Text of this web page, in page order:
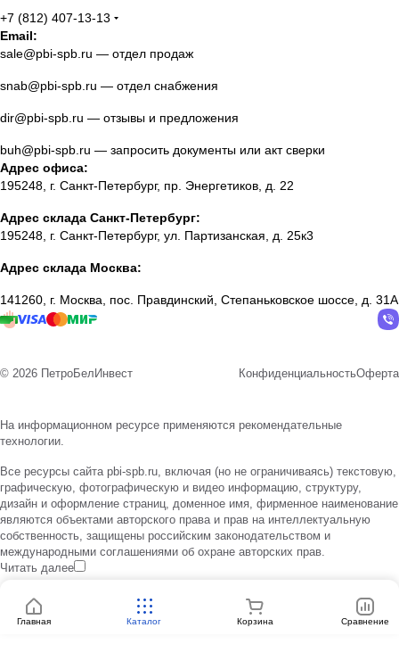
+7 (812) 407-13-13
Email:
sale@pbi-spb.ru — отдел продаж
snab@pbi-spb.ru — отдел снабжения
dir@pbi-spb.ru — отзывы и предложения
buh@pbi-spb.ru — запросить документы или акт сверки
Адрес офиса:
195248, г. Санкт-Петербург, пр. Энергетиков, д. 22
Адрес склада Санкт-Петербург:
195248, г. Санкт-Петербург, ул. Партизанская, д. 25к3
Адрес склада Москва:
141260, г. Москва, пос. Правдинский, Степаньковское шоссе, д. 31А
© 2026 ПетроБелИнвест КонфиденциальностьОферта
На информационном ресурсе применяются рекомендательные
технологии.
Все ресурсы сайта pbi-spb.ru, включая (но не ограничиваясь) текстовую,
графическую, фотографическую и видео информацию, структуру,
дизайн и оформление страниц, доменное имя, фирменное наименование
являются объектами авторского права и прав на интеллектуальную
собственность, защищены российским законодательством и
международными соглашениями об охране авторских прав.
Читать далее
Главная Каталог Корзина Сравнение